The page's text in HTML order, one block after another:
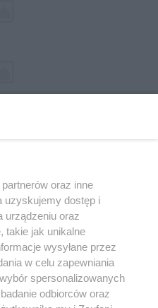
nie może być powielany i
w jakikolwiek sposób (w
na jakimkolwiek polu
z umieszczaniem w
praw. Jakiekolwiek użycie lub
w części z naruszeniem prawa,
pod groźbą kary i może być
oraz inne
uzyskujemy dostęp i
urządzeniu oraz
takie jak unikalne
wysyłane przez
w celu zapewniania
spersonalizowanych
odbiorców oraz